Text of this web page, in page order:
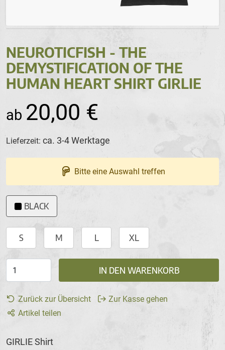
NEUROTICFISH - THE
DEMYSTIFICATION OF THE
HUMAN HEART SHIRT GIRLIE
20,00 €
Lieferzeit: ca. 3-4 Werktage
Bitte eine Auswahl treffen
BLACK
S M L XL
IN DEN WARENKORB
Zurück zur Übersicht
Zur Kasse gehen
Artikel teilen
GIRLIE Shirt